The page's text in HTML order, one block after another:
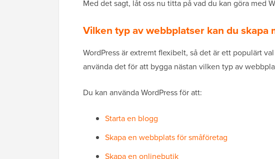
Med det sagt, låt oss nu titta på vad du kan göra med
Vilken typ av webbplatser kan du skapa
WordPress är extremt flexibelt, så det är ett populärt
använda det för att bygga nästan vilken typ av
Du kan använda WordPress för att:
Starta en blogg
Skapa en webbplats för småföretag
Skapa en onlinebutik